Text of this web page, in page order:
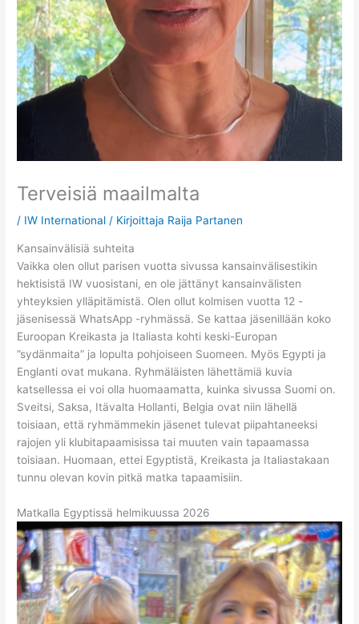
Terveisiä maailmalta
/ IW International / Kirjoittaja Raija Partanen
Kansainvälisiä suhteita
Vaikka olen ollut parisen vuotta sivussa kansainvälisestikin
hektisistä IW vuosistani, en ole jättänyt kansainvälisten
yhteyksien ylläpitämistä. Olen ollut kolmisen vuotta 12 -
jäsenisessä WhatsApp -ryhmässä. Se kattaa jäsenillään koko
Euroopan Kreikasta ja Italiasta kohti keski-Europan
”sydänmaita” ja lopulta pohjoiseen Suomeen. Myös Egypti ja
Englanti ovat mukana. Ryhmäläisten lähettämiä kuvia
katsellessa ei voi olla huomaamatta, kuinka sivussa Suomi on.
Sveitsi, Saksa, Itävalta Hollanti, Belgia ovat niin lähellä
toisiaan, että ryhmämmekin jäsenet tulevat piipahtaneeksi
rajojen yli klubitapaamisissa tai muuten vain tapaamassa
toisiaan. Huomaan, ettei Egyptistä, Kreikasta ja Italiastakaan
tunnu olevan kovin pitkä matka tapaamisiin.
Matkalla Egyptissä helmikuussa 2026